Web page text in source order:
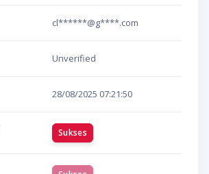
cl******@g****.com
Unverified
28/08/2025 07:21:50
Sukses